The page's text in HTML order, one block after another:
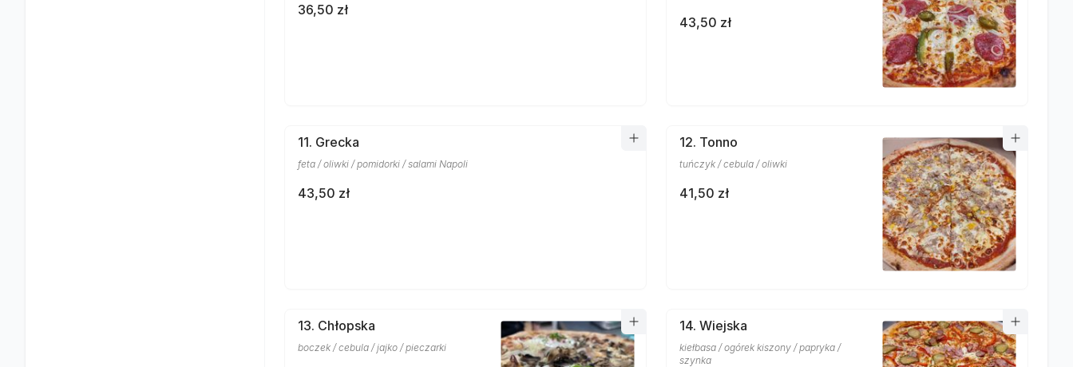
36,50 zł
43,50 zł
11. Grecka
feta / oliwki / pomidorki / salami Napoli
43,50 zł
12. Tonno
tuńczyk / cebula / oliwki
41,50 zł
13. Chłopska
boczek / cebula / jajko / pieczarki
14. Wiejska
kiełbasa / ogórek kiszony / papryka /
szynka